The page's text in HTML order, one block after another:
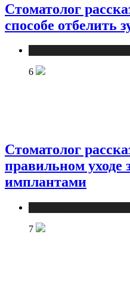
Стоматолог
способе отбелить
6
Стоматолог
правильном уходе
имплантами
7